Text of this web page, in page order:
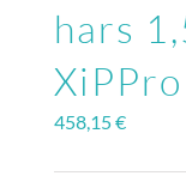
hars
XiPPro
458,15€